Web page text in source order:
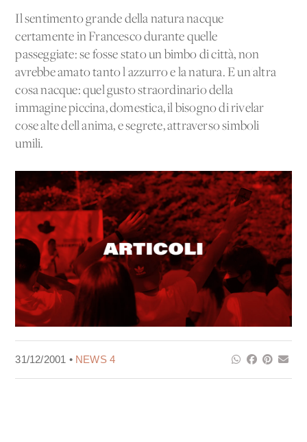
Il sentimento grande della natura nacque
certamente in Francesco durante quelle
passeggiate: se fosse stato un bimbo di città, non
avrebbe amato tanto l'azzurro e la natura. E un'altra
cosa nacque: quel gusto straordinario della
immagine piccina, domestica, il bisogno di rivelar
cose alte dell'anima, e segrete, attraverso simboli
umili.
31/12/2001 • NEWS 4